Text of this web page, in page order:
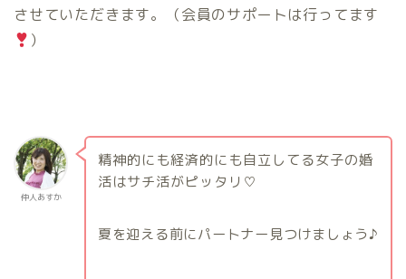
させていただきます。（会員のサポートは行ってます
）
仲人あすか
精神的にも経済的にも自立してる女子の婚
活はサチ活がピッタリ♡
夏を迎える前にパートナー見つけましょう♪